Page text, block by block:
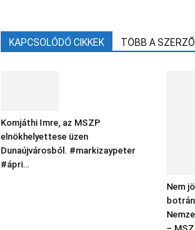
KAPCSOLÓDÓ CIKKEK TÖBB A
Komjáthi Imre, az MSZP
elnökhelyettese üzen
Dunaújvárosból. #markizaypeter
#ápri…
Nem